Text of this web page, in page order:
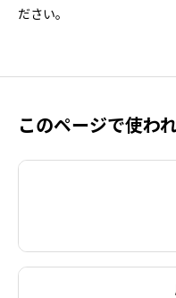
ださい。
このページで使わ